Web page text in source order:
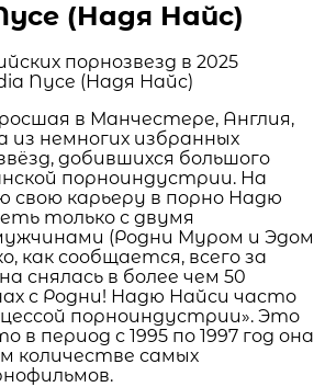
(Надя Найс)
в Манчестере, Англия,
из немногих избранных
добившихся большого
порноиндустрии. На
свою карьеру в порно Надю
только с двумя
(Родни Муром и Эдом
как сообщается, всего за
снялась в более чем 50
с Родни! Надю Найси часто
порноиндустрии». Это
в период с 1995 по 1997 год она
количестве самых